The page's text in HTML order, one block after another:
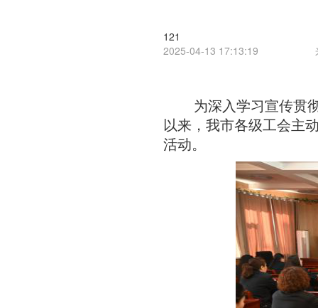
121
2025-04-13 17:13:19
为深入学习宣传贯
以来，我市各级工会主
活动。